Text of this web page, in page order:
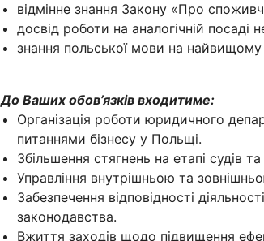
відмінне знання Закону «Про
досвід роботи на аналогічній посаді
знання польської мови на найвищому
До Ваших обов’язків входитиме:
Організація роботи юридичного
питаннями бізнесу у Польщі.
Збільшення стягнень на етапі судів
Управління внутрішньою та
Забезпечення відповідності
законодавства.
Вжиття заходів щодо підвищення